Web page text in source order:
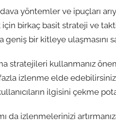
yöntemler ve ipuçları
için birkaç basit strateji ve
bir kitleye ulaşmasını
stratejileri kullanmanız
izlenme elde
ilgisini çekme
da izlenmelerinizi